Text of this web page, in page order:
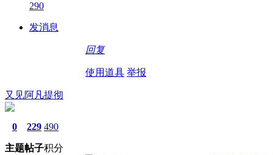
290
发消息
回复
使用道具 举报
又见阿凡提彻
0
主题
229
帖子
490
积分